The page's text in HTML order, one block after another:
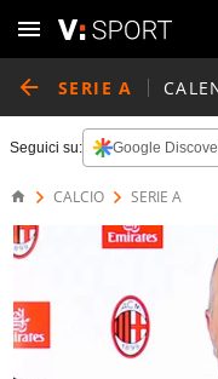
SERIE A
Seguici su: Google
CALCIO SERIE A